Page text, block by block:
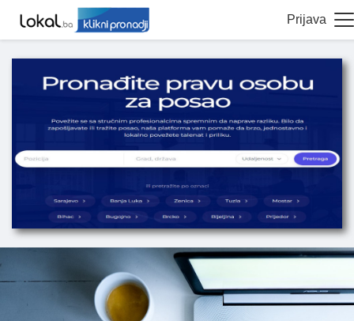
Prijava